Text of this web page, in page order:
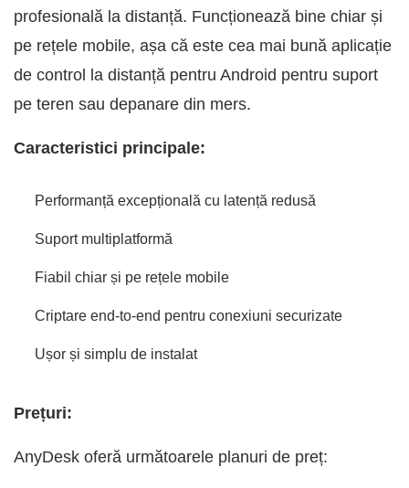
profesională la distanță. Funcționează bine chiar și
pe rețele mobile, așa că este cea mai bună aplicație
de control la distanță pentru Android pentru suport
pe teren sau depanare din mers.
Caracteristici principale:
Performanță excepțională cu latență redusă
Suport multiplatformă
Fiabil chiar și pe rețele mobile
Criptare end-to-end pentru conexiuni securizate
Ușor și simplu de instalat
Prețuri:
AnyDesk oferă următoarele planuri de preț: